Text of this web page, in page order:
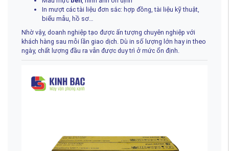
In mượt các tài liệu đơn sắc: hợp đồng, tài liệu kỹ thuật,
biểu mẫu, hồ sơ…
Nhờ vậy, doanh nghiệp tạo được ấn tượng chuyên nghiệp với
khách hàng sau mỗi lần giao dịch. Dù in số lượng lớn hay in theo
ngày, chất lượng đầu ra vẫn được duy trì ở mức ổn định.